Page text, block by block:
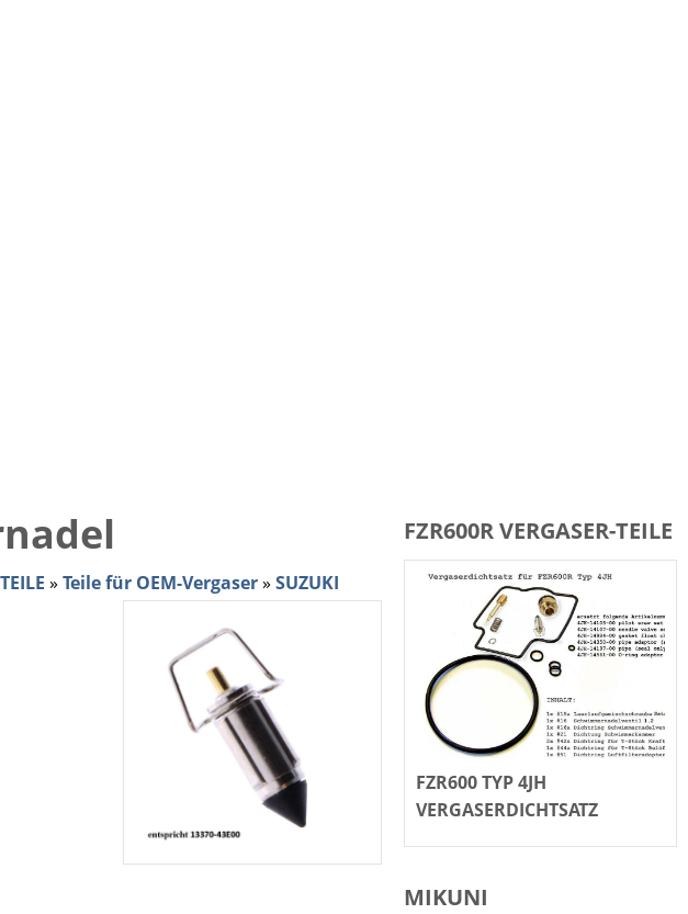
» Teile für OEM-Vergaser» SUZUKI
FZR600R VERGASER-TEILE
FZR600 TYP 4JH
VERGASERDICHTSATZ
MIKUNI